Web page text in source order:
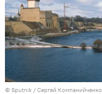
© Sputnik / Сергей Компанийченко